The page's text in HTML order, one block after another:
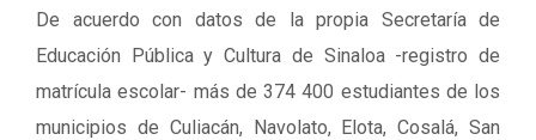
De acuerdo con datos de la propia Secretaría de
Educación Pública y Cultura de Sinaloa -registro de
matrícula escolar- más de 374 400 estudiantes de los
municipios de Culiacán, Navolato, Elota, Cosalá, San